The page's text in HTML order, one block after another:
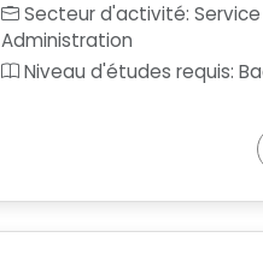
Secteur d'activité:
Administration
Niveau d'études requis: